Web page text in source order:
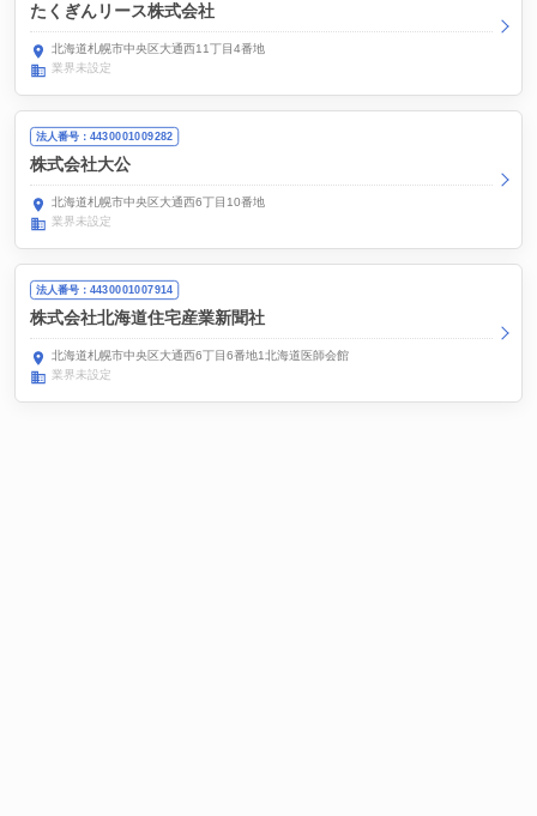
たくぎんリース株式会社
北海道札幌市中央区大通西11丁目4番地
業界未設定
法人番号：4430001009282
株式会社大公
北海道札幌市中央区大通西6丁目10番地
業界未設定
法人番号：4430001007914
株式会社北海道住宅産業新聞社
北海道札幌市中央区大通西6丁目6番地1北海道医師会館
業界未設定